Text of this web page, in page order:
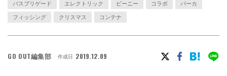
バスブリゲード エレクトリック ビーニー コラボ パーカ
フィッシング クリスマス コンテナ
GO OUT編集部 作成日 2019.12.09